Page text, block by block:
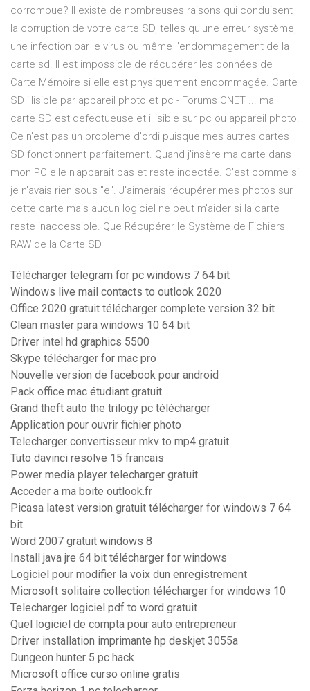
corrompue? Il existe de nombreuses raisons qui conduisent
la corruption de votre carte SD, telles qu'une erreur système,
une infection par le virus ou même l'endommagement de la
carte sd. Il est impossible de récupérer les données de
Carte Mémoire si elle est physiquement endommagée. Carte
SD illisible par appareil photo et pc - Forums CNET ... ma
carte SD est defectueuse et illisible sur pc ou appareil photo.
Ce n'est pas un probleme d'ordi puisque mes autres cartes
SD fonctionnent parfaitement. Quand j'insère ma carte dans
mon PC elle n'apparait pas et reste indectée. C'est comme si
je n'avais rien sous "e". J'aimerais récupérer mes photos sur
cette carte mais aucun logiciel ne peut m'aider si la carte
reste inaccessible. Que Récupérer le Système de Fichiers
RAW de la Carte SD
Télécharger telegram for pc windows 7 64 bit
Windows live mail contacts to outlook 2020
Office 2020 gratuit télécharger complete version 32 bit
Clean master para windows 10 64 bit
Driver intel hd graphics 5500
Skype télécharger for mac pro
Nouvelle version de facebook pour android
Pack office mac étudiant gratuit
Grand theft auto the trilogy pc télécharger
Application pour ouvrir fichier photo
Telecharger convertisseur mkv to mp4 gratuit
Tuto davinci resolve 15 francais
Power media player telecharger gratuit
Acceder a ma boite outlook.fr
Picasa latest version gratuit télécharger for windows 7 64
bit
Word 2007 gratuit windows 8
Install java jre 64 bit télécharger for windows
Logiciel pour modifier la voix dun enregistrement
Microsoft solitaire collection télécharger for windows 10
Telecharger logiciel pdf to word gratuit
Quel logiciel de compta pour auto entrepreneur
Driver installation imprimante hp deskjet 3055a
Dungeon hunter 5 pc hack
Microsoft office curso online gratis